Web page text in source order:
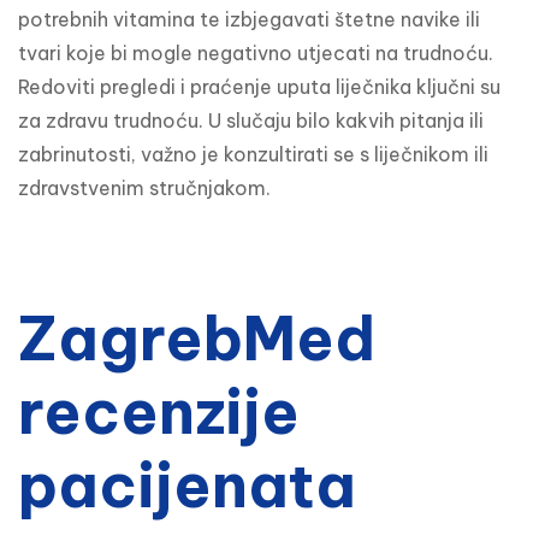
potrebnih vitamina te izbjegavati štetne navike ili
tvari koje bi mogle negativno utjecati na trudnoću.
Redoviti pregledi i praćenje uputa liječnika ključni su
za zdravu trudnoću. U slučaju bilo kakvih pitanja ili
zabrinutosti, važno je konzultirati se s liječnikom ili
zdravstvenim stručnjakom.
ZagrebMed
recenzije
pacijenata